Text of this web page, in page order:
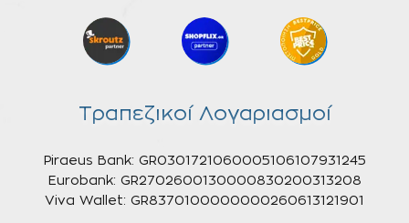
Τραπεζικοί Λογαριασμοί
Piraeus Bank: GR0301721060005106107931245
Eurobank: GR2702600130000830200313208
Viva Wallet: GR8370100000000260613121901